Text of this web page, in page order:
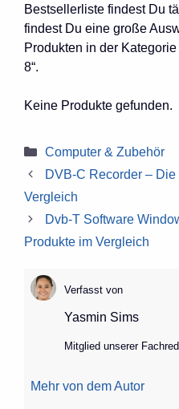
Bestsellerliste findest Du
findest Du eine große
Produkten in der
8“.
Keine Produkte gefunden.
Kategorien
Computer & Zubehör
DVB-C Recorder –
Vergleich
Dvb-T Software
Produkte im Vergleich
Verfasst von
Yasmin Sims
Mitglied unserer
Mehr von dem Autor